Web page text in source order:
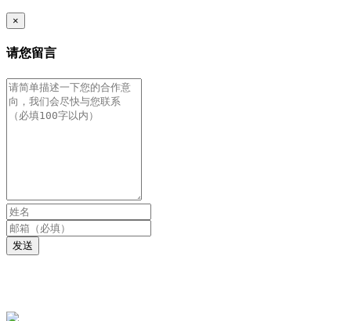
×
请您留言
发送